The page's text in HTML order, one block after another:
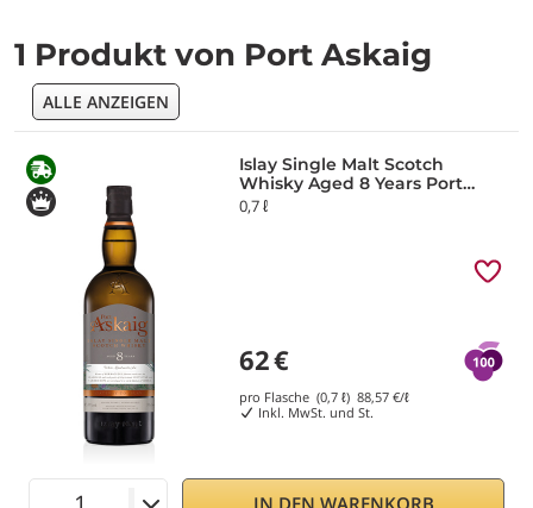
1 Produkt von Port Askaig
ALLE ANZEIGEN
Islay Single Malt Scotch
Whisky Aged 8 Years Port
Askaig
0,7 ℓ
62€
pro Flasche (0,7 ℓ) 88,57€/ℓ
Inkl. MwSt. und St.
IN DEN WARENKORB